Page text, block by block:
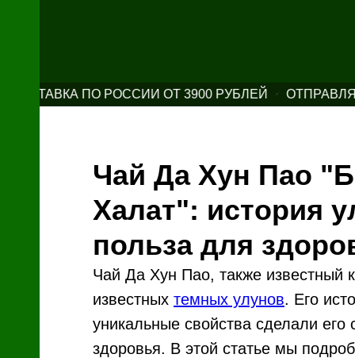
ПО РОССИИ ОТ 3900 РУБЛЕЙ
Чай Да Хун Пао
Халат": история
польза для
Чай Да Хун Пао, также известный
известных темных улунов. Его
уникальные свойства сделали
здоровья. В этой статье мы